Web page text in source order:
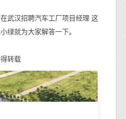
武汉招聘汽车工厂项目经理 这
绿就为大家解答一下。
转载